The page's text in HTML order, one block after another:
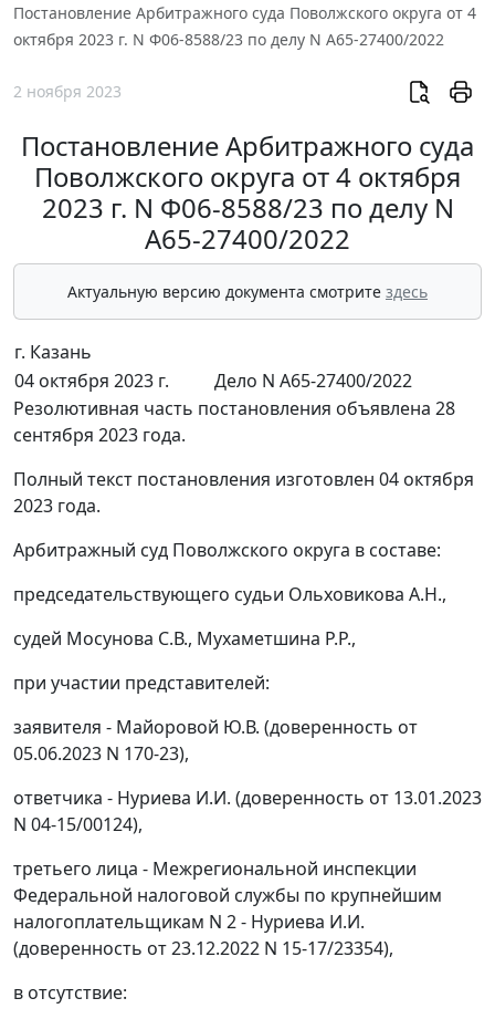
Постановление Арбитражного суда Поволжского округа от 4
октября 2023 г. N Ф06-8588/23 по делу N А65-27400/2022
2 ноября 2023
Постановление Арбитражного суда
Поволжского округа от 4 октября
2023 г. N Ф06-8588/23 по делу N
А65-27400/2022
Актуальную версию документа смотрите здесь
г. Казань
04 октября 2023 г.
Дело N А65-27400/2022
Резолютивная часть постановления объявлена 28
сентября 2023 года.
Полный текст постановления изготовлен 04 октября
2023 года.
Арбитражный суд Поволжского округа в составе:
председательствующего судьи Ольховикова А.Н.,
судей Мосунова С.В., Мухаметшина Р.Р.,
при участии представителей:
заявителя - Майоровой Ю.В. (доверенность от
05.06.2023 N 170-23),
ответчика - Нуриева И.И. (доверенность от 13.01.2023
N 04-15/00124),
третьего лица - Межрегиональной инспекции
Федеральной налоговой службы по крупнейшим
налогоплательщикам N 2 - Нуриева И.И.
(доверенность от 23.12.2022 N 15-17/23354),
в отсутствие: